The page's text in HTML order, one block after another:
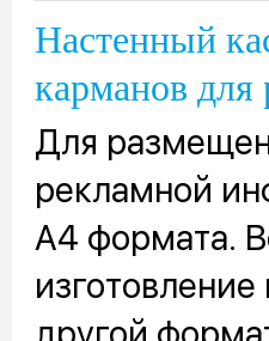
Настенный
карманов для
Для
рекламной
А4 формата.
изготовление